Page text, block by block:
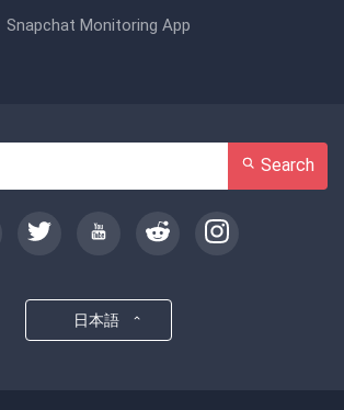
Snapchat Monitoring App
Search
日本語